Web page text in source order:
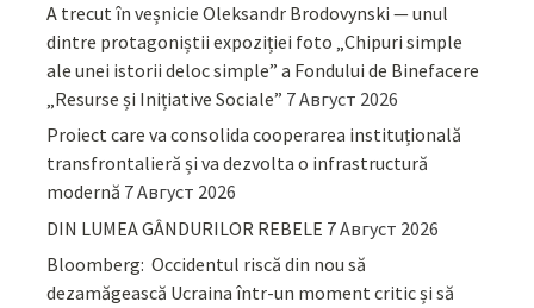
A trecut în veșnicie Oleksandr Brodovynski — unul
dintre protagoniștii expoziției foto „Chipuri simple
ale unei istorii deloc simple” a Fondului de Binefacere
„Resurse și Inițiative Sociale” 7 Август 2026
Proiect care va consolida cooperarea instituțională
transfrontalieră și va dezvolta o infrastructură
modernă 7 Август 2026
DIN LUMEA GÂNDURILOR REBELE 7 Август 2026
Bloomberg: Occidentul riscă din nou să
dezamăgească Ucraina într-un moment critic și să